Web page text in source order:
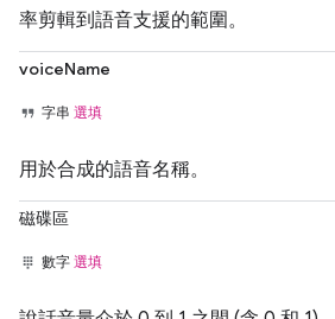
率剪輯到語音支援的範圍。
voiceName
字串 選填
用於合成的語音名稱。
磁碟區
數字 選填